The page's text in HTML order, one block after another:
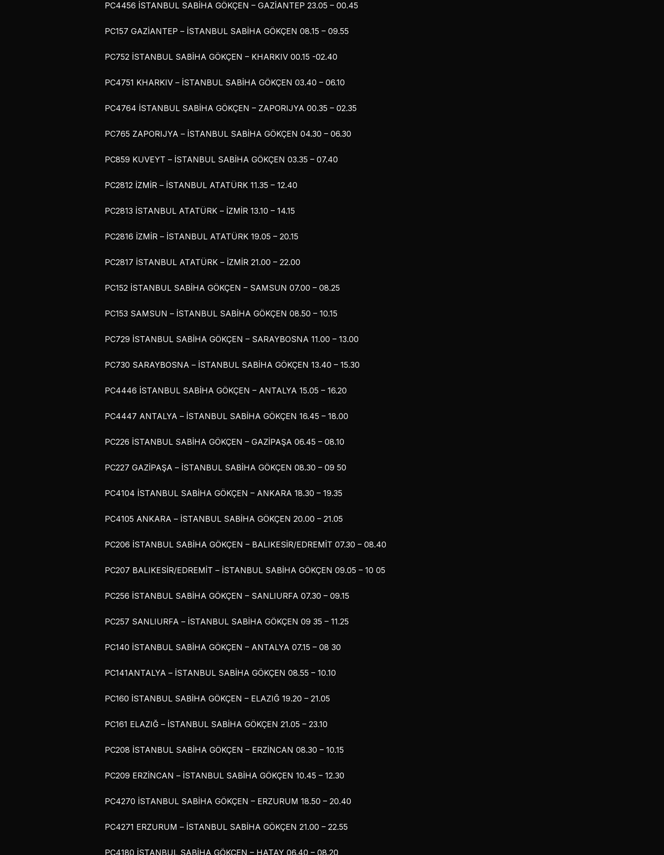
PC4456 İSTANBUL SABİHA GÖKÇEN – GAZİANTEP 23.05 – 00.45
PC157 GAZİANTEP – İSTANBUL SABİHA GÖKÇEN 08.15 – 09.55
PC752 İSTANBUL SABİHA GÖKÇEN – KHARKIV 00.15 -02.40
PC4751 KHARKIV – İSTANBUL SABİHA GÖKÇEN 03.40 – 06.10
PC4764 İSTANBUL SABİHA GÖKÇEN – ZAPORIJYA 00.35 – 02.35
PC765 ZAPORIJYA – İSTANBUL SABİHA GÖKÇEN 04.30 – 06.30
PC859 KUVEYT – İSTANBUL SABİHA GÖKÇEN 03.35 – 07.40
PC2812 İZMİR – İSTANBUL ATATÜRK 11.35 – 12.40
PC2813 İSTANBUL ATATÜRK – İZMİR 13.10 – 14.15
PC2816 İZMİR – İSTANBUL ATATÜRK 19.05 – 20.15
PC2817 İSTANBUL ATATÜRK – İZMİR 21.00 – 22.00
PC152 İSTANBUL SABİHA GÖKÇEN – SAMSUN 07.00 – 08.25
PC153 SAMSUN – İSTANBUL SABİHA GÖKÇEN 08.50 – 10.15
PC729 İSTANBUL SABİHA GÖKÇEN – SARAYBOSNA 11.00 – 13.00
PC730 SARAYBOSNA – İSTANBUL SABİHA GÖKÇEN 13.40 – 15.30
PC4446 İSTANBUL SABİHA GÖKÇEN – ANTALYA 15.05 – 16.20
PC4447 ANTALYA – İSTANBUL SABİHA GÖKÇEN 16.45 – 18.00
PC226 İSTANBUL SABİHA GÖKÇEN – GAZİPAŞA 06.45 – 08.10
PC227 GAZİPAŞA – İSTANBUL SABİHA GÖKÇEN 08.30 – 09 50
PC4104 İSTANBUL SABİHA GÖKÇEN – ANKARA 18.30 – 19.35
PC4105 ANKARA – İSTANBUL SABİHA GÖKÇEN 20.00 – 21.05
PC206 İSTANBUL SABİHA GÖKÇEN – BALIKESİR/EDREMİT 07.30 – 08.40
PC207 BALIKESİR/EDREMİT – İSTANBUL SABİHA GÖKÇEN 09.05 – 10 05
PC256 İSTANBUL SABİHA GÖKÇEN – SANLIURFA 07.30 – 09.15
PC257 SANLIURFA – İSTANBUL SABİHA GÖKÇEN 09 35 – 11.25
PC140 İSTANBUL SABİHA GÖKÇEN – ANTALYA 07.15 – 08 30
PC141ANTALYA – İSTANBUL SABİHA GÖKÇEN 08.55 – 10.10
PC160 İSTANBUL SABİHA GÖKÇEN – ELAZIĞ 19.20 – 21.05
PC161 ELAZIĞ – İSTANBUL SABİHA GÖKÇEN 21.05 – 23.10
PC208 İSTANBUL SABİHA GÖKÇEN – ERZİNCAN 08.30 – 10.15
PC209 ERZİNCAN – İSTANBUL SABİHA GÖKÇEN 10.45 – 12.30
PC4270 İSTANBUL SABİHA GÖKÇEN – ERZURUM 18.50 – 20.40
PC4271 ERZURUM – İSTANBUL SABİHA GÖKÇEN 21.00 – 22.55
PC4180 İSTANBUL SABİHA GÖKÇEN – HATAY 06.40 – 08.20